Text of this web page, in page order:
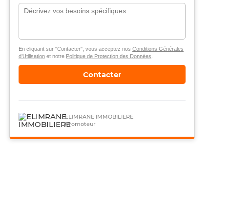
En cliquant sur "Contacter", vous acceptez nos Conditions Générales
d’Utilisationet notre Politique de Protection des Données
Contacter
ELIMRANE IMMOBILIERE
Promoteur